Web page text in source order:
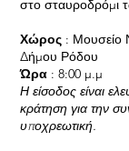
στο σταυροδρόμι
Χώρος : Μουσείο
Δήμου Ρόδου
Ώρα : 8:00 μ.μ
Η είσοδος είναι
κράτηση για την
υποχρεωτική.